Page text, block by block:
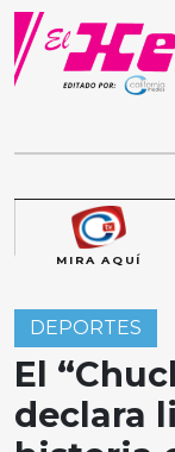
Skip
content
MIRA AQUÍ
DEPORTES
El
declara